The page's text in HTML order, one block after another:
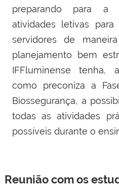
preparando para a
atividades letivas
servidores de
planejamento bem
IFFluminense tenha,
como preconiza a
Biossegurança, a
todas as atividades
possíveis durante o
Reunião com os